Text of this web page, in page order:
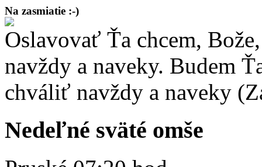
Na zasmiatie :-)
Malý chlapec sa modlí:
Pane Bože, ďakujem za otecka, za mamičku a prosím aj za Teba,
Oslavovať Ťa chcem,
navždy a naveky. Budem
chváliť navždy a naveky
Nedeľné sväté omše